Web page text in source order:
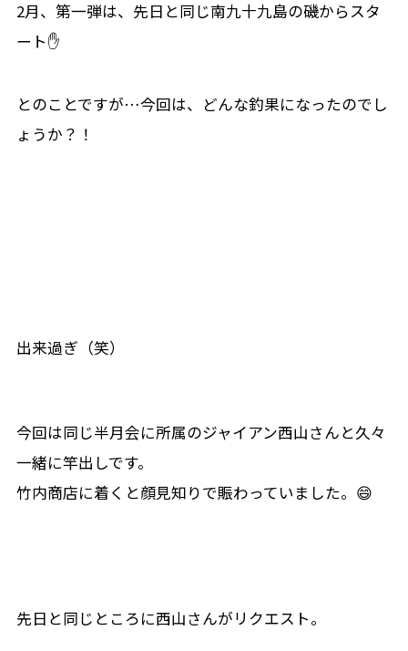
2月、第一弾は、先日と同じ南九十九島の磯からスタ
ート✋
とのことですが…今回は、どんな釣果になったのでし
ょうか？！
出来過ぎ（笑）
今回は同じ半月会に所属のジャイアン西山さんと久々
一緒に竿出しです。
竹内商店に着くと顔見知りで賑わっていました。😄
先日と同じところに西山さんがリクエスト。